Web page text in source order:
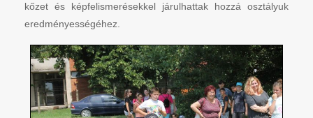
kőzet és képfelismerésekkel járulhattak hozzá osztályuk
eredményességéhez.